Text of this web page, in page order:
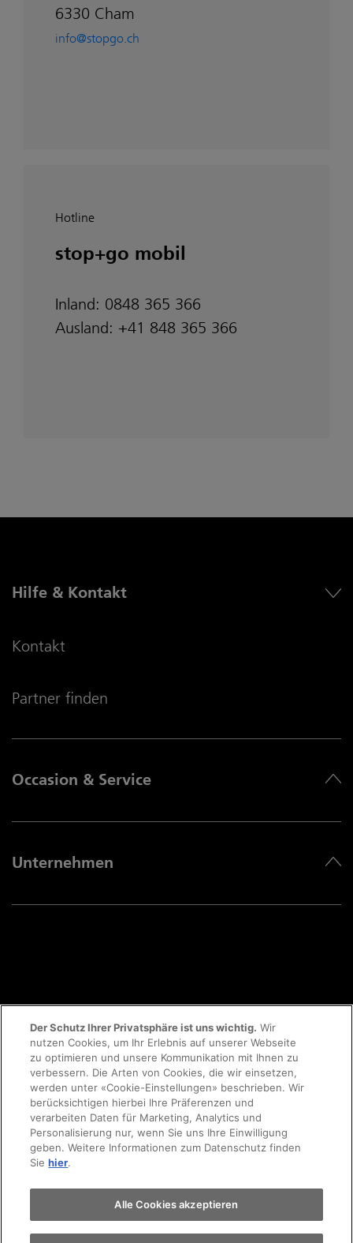
6330 Cham
info@stopgo.ch
Hotline
stop+go mobil
Inland: 0848 365 366
Ausland: +41 848 365 366
Hilfe & Kontakt
Kontakt
Partner finden
Occasion & Service
Unternehmen
@ 2026 AMAG Import AG
Datenschutzerklärung
Rechtliche Hinweise
Der Schutz Ihrer Privatsphäre ist uns wichtig. Wir
nutzen Cookies, um Ihr Erlebnis auf unserer Webseite
zu optimieren und unsere Kommunikation mit Ihnen zu
verbessern. Die Arten von Cookies, die wir einsetzen,
werden unter «Cookie-Einstellungen» beschrieben. Wir
berücksichtigen hierbei Ihre Präferenzen und
verarbeiten Daten für Marketing, Analytics und
Personalisierung nur, wenn Sie uns Ihre Einwilligung
geben. Weitere Informationen zum Datenschutz finden
Siehier.
Alle Cookies akzeptieren